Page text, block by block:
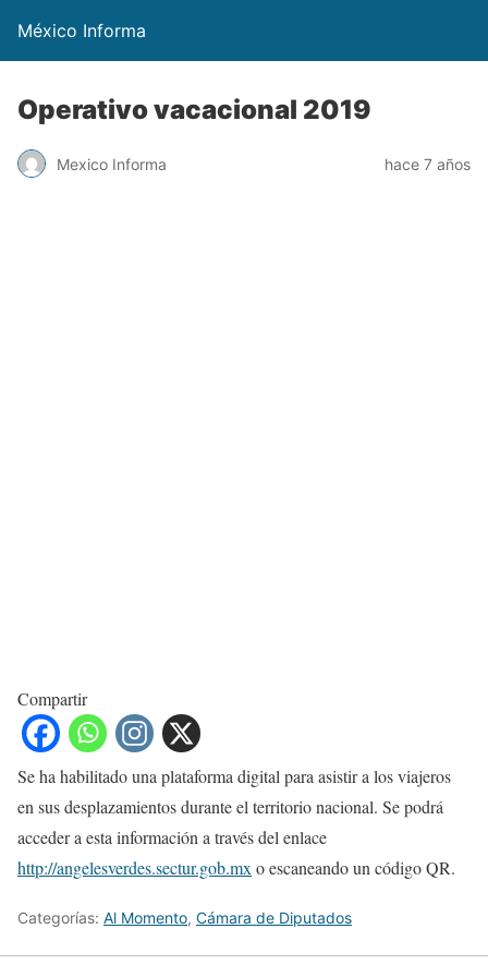
México Informa
Operativo vacacional 2019
Mexico Informa hace 7 años
Compartir
Se ha habilitado una plataforma digital para asistir a los viajeros
en sus desplazamientos durante el territorio nacional. Se podrá
acceder a esta información a través del enlace
http://angelesverdes.sectur.gob.mx o escaneando un código QR.
Categorías: Al Momento, Cámara de Diputados